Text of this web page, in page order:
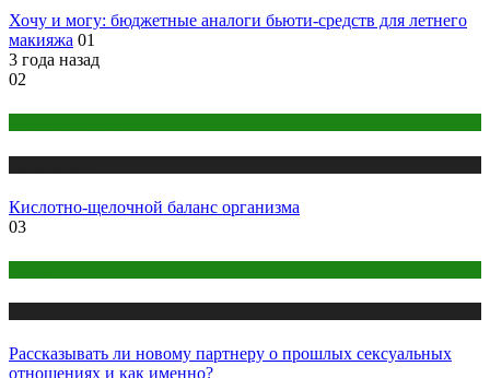
Хочу и могу: бюджетные аналоги бьюти-средств для летнего
макияжа 01
3 года назад
02
Кислотно-щелочной баланс организма
03
Рассказывать ли новому партнеру о прошлых сексуальных
отношениях и как именно?